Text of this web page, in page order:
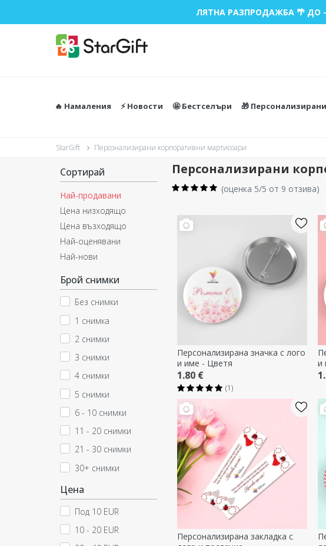
ЛЯТНА РАЗПРОДАЖБА 🌴 ДО
🔥 Намаления ⚡️ Новости 🤩 Бестселъри 🎁
StarGift Персонализирани корпоративни мартисоари
Сортирай
Най-продавани
Цена низходящо
Цена възходящо
Най-оценявани
Най-нови
Брой снимки
Без снимки
1 снимка
2 снимки
3 снимки
4 снимки
5 снимки
6 - 10 снимки
11 - 20 снимки
21 - 30 снимки
30+ снимки
Цена
Под 10 EUR
10 - 20 EUR
Персонализирани
(оценка 5/5 от 9 отзива)
Персонализирана значка с лого
и име - Цветя
1.80 €
(1)
и
Персонализирана закладка с